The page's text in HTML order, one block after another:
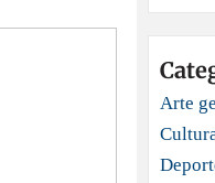
Arte